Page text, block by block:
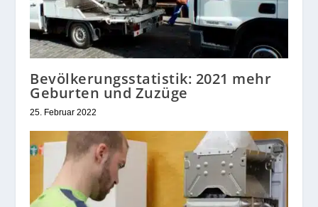
Bevölkerungsstatistik: 2021 mehr
Geburten und Zuzüge
25. Februar 2022